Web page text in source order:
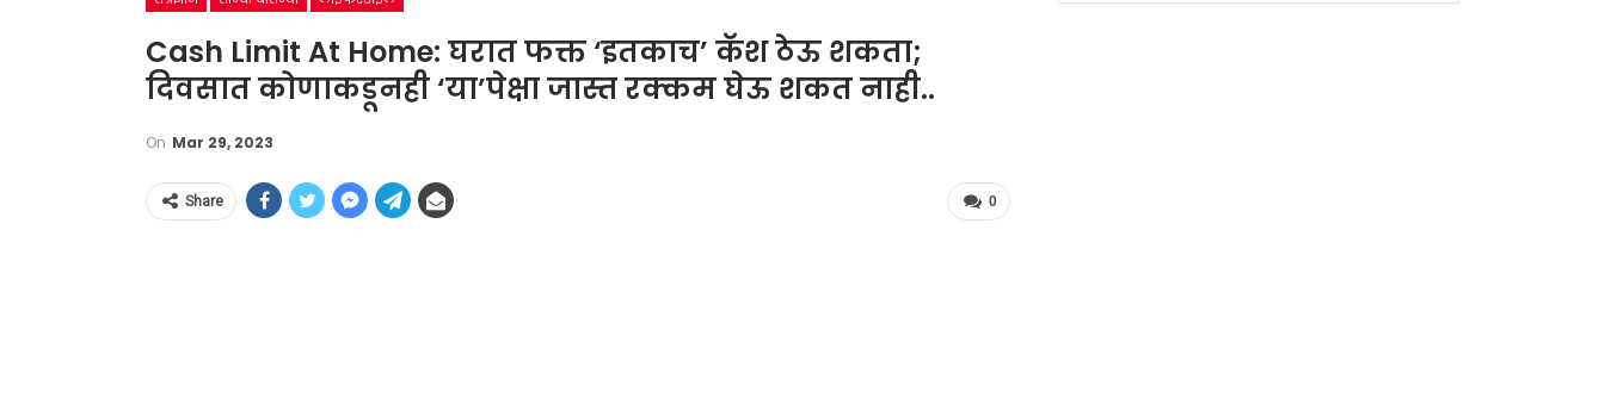
Cash Limit At Home: घरात फक्त ‘इतकाच’ कॅश ठेऊ शकता;
दिवसात कोणाकडूनही ‘या’पेक्षा जास्त रक्कम घेऊ शकत नाही..
On Mar 29, 2023
0
Share